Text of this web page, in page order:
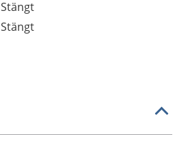
Stängt
Stängt